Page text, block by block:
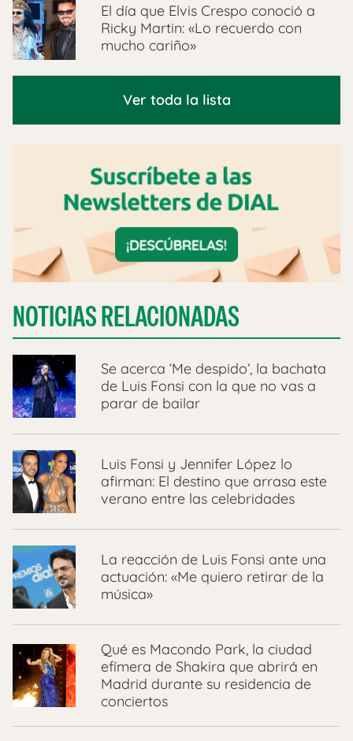
El día que Elvis Crespo conoció a
Ricky Martin: «Lo recuerdo con
mucho cariño»
Ver toda la lista
NOTICIAS RELACIONADAS
Se acerca ‘Me despido’, la bachata
de Luis Fonsi con la que no vas a
parar de bailar
Luis Fonsi y Jennifer López lo
afirman: El destino que arrasa este
verano entre las celebridades
La reacción de Luis Fonsi ante una
actuación: «Me quiero retirar de la
música»
Qué es Macondo Park, la ciudad
efímera de Shakira que abrirá en
Madrid durante su residencia de
conciertos